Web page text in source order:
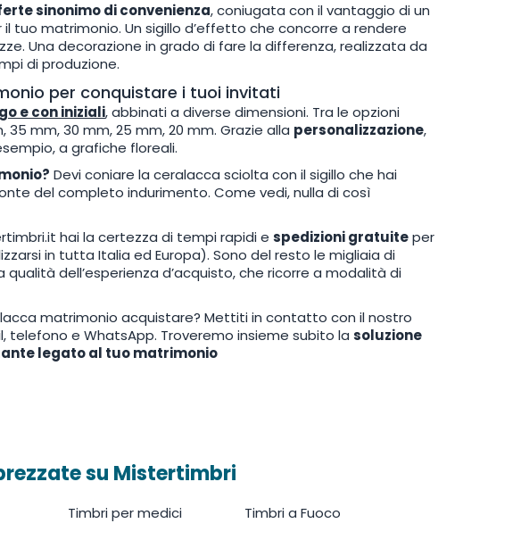
sinonimo di convenienza, coniugata con il vantaggio di un
tuo matrimonio. Un sigillo d’effetto che concorre a rendere
Una decorazione in grado di fare la differenza, realizzata da
di produzione.
per conquistare i tuoi invitati
e con iniziali, abbinati a diverse dimensioni. Tra le opzioni
mm, 30 mm, 25 mm, 20 mm. Grazie alla personalizzazione,
a grafiche floreali.
Devi coniare la ceralacca sciolta con il sigillo che hai
del completo indurimento. Come vedi, nulla di così
hai la certezza di tempi rapidi e spedizioni gratuiteper
in tutta Italia ed Europa). Sono del resto le migliaia di
dell’esperienza d’acquisto, che ricorre a modalità di
matrimonio acquistare? Mettiti in contatto con il nostro
e WhatsApp. Troveremo insieme subito la soluzione
legato al tuo matrimonio
su Mistertimbri
Timbri per medici Timbri a Fuoco